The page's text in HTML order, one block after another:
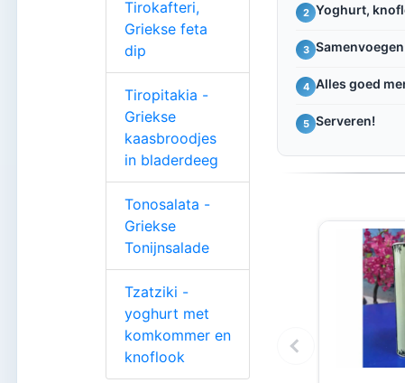
2 Yoghurt,
3
4 Alles goed
5 Serveren!
Tirokafteri,
Griekse feta
dip
Tiropitakia -
Griekse
kaasbroodjes
in bladerdeeg
Tonosalata -
Griekse
Tonijnsalade
Tzatziki -
yoghurt met
komkommer en
knoflook